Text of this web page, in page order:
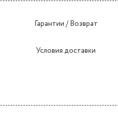
Гарантии / Возврат
Условия доставки